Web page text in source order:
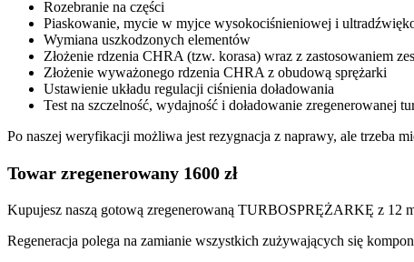
Rozebranie na części
Piaskowanie, mycie w myjce wysokociśnieniowej i
Wymiana uszkodzonych elementów
Złożenie rdzenia CHRA (tzw. korasa) wraz z zastosowaniem
Złożenie wyważonego rdzenia CHRA z obudową sprężarki
Ustawienie układu regulacji ciśnienia doładowania
Test na szczelność, wydajność i doładowanie zregenerowanej
Po naszej weryfikacji możliwa jest rezygnacja z naprawy, ale trzeba
Towar zregenerowany 1600 zł
Kupujesz naszą gotową zregenerowaną TURBOSPRĘŻARKĘ z 12
Regeneracja polega na zamianie wszystkich zużywających się